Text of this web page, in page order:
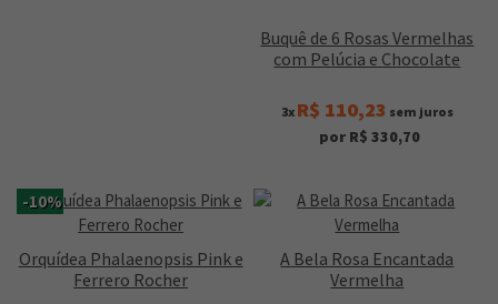
Buquê de 6 Rosas Vermelhas
com Pelúcia e Chocolate
3x R$ 110,23 sem juros
por R$ 330,70
-10%
Orquídea Phalaenopsis Pink e
Ferrero Rocher
A Bela Rosa Encantada
Vermelha